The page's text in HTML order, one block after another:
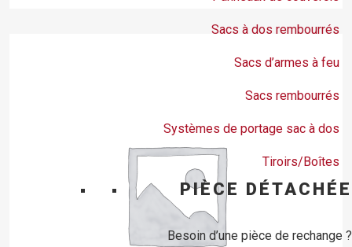
Sacs à dos rembourrés
Sacs d’armes à feu
Sacs rembourrés
Systèmes de portage sac à dos
Tiroirs/Boîtes
PIÈCE DÉTACHÉE
Besoin d’une pièce de rechange ?